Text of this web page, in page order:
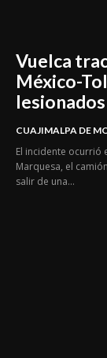
Vuelca
México-
lesionados
CUAJIMALPA DE
El incidente ocurrió
Marquesa, el
salir de una...